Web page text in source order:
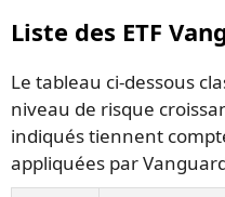
Liste des ETF
Le tableau ci-dessous
niveau de risque
indiqués tiennent
appliquées par